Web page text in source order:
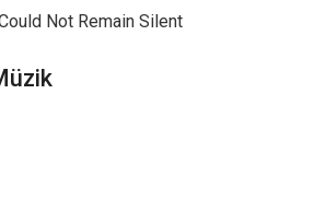
Not Remain Silent